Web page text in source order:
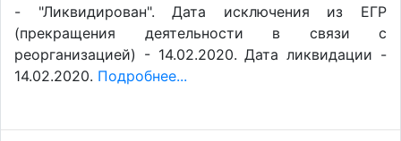
- "Ликвидирован". Дата исключения из ЕГР
(прекращения деятельности в связи с
реорганизацией) - 14.02.2020. Дата ликвидации -
14.02.2020. Подробнее...